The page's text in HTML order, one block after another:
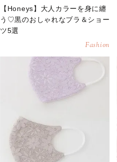
【Honeys】大人カラーを身に纏
う♡黒のおしゃれなブラ＆ショー
ツ5選
Fashion